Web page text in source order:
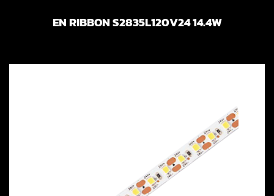
EN RIBBON S2835L120V24 14.4W